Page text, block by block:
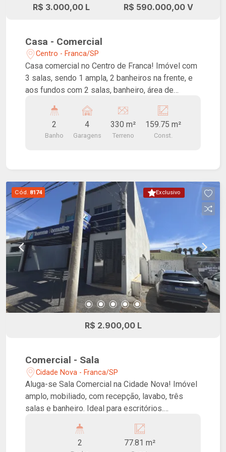
R$ 3.000,00 L R$ 590.000,00 V
Casa - Comercial
Centro - Franca/SP
Casa comercial no Centro de Franca! Imóvel com
3 salas, sendo 1 ampla, 2 banheiros na frente, e
aos fundos com 2 salas, banheiro, área de
e portão de acesso aos fundos da casa.
2
Banho
4
Garagens
330 m²
Terreno
159.75 m²
Const.
Exclusivo
Cód. 8174
R$ 2.900,00 L
Comercial - Sala
Cidade Nova - Franca/SP
Aluga-se Sala Comercial na Cidade Nova! Imóvel
amplo, mobiliado, com recepção, lavabo, três
salas e banheiro. Ideal para escritórios.
2
77.81 m²